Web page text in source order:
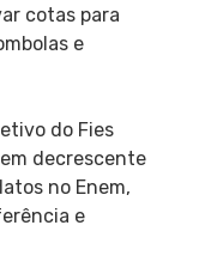
cotas para
e
do Fies
decrescente
no Enem,
e